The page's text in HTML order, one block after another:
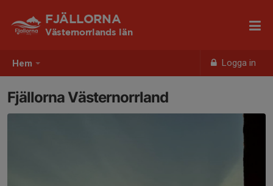
Hem Logga in
FJÄLLORNA
Västernorrlands län
Fjällorna Västernorrland